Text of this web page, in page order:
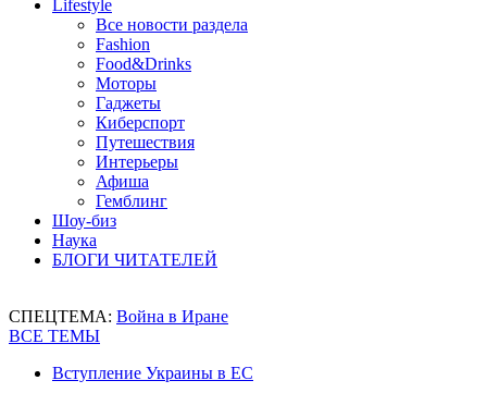
Lifestyle
Все новости раздела
Fashion
Food&Drinks
Моторы
Гаджеты
Киберспорт
Путешествия
Интерьеры
Афиша
Гемблинг
Шоу-биз
Наука
БЛОГИ ЧИТАТЕЛЕЙ
СПЕЦТЕМА: Война в Иране
ВСЕ ТЕМЫ
Вступление Украины в ЕС